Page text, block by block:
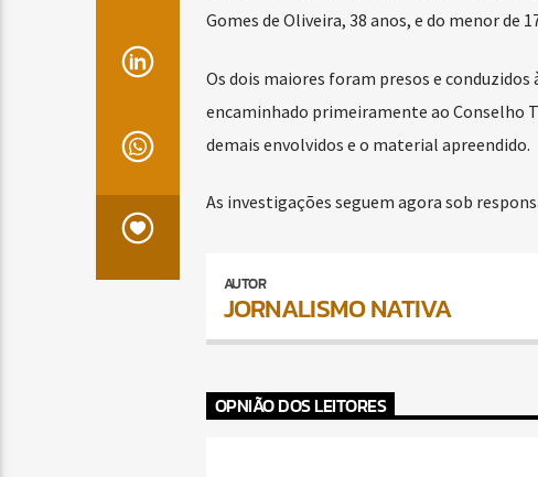
Gomes de Oliveira, 38 anos, e do menor de
Os dois maiores foram presos e
encaminhado primeiramente ao Conselho
demais envolvidos e o material apreendido.
As investigações seguem agora sob
AUTOR
JORNALISMO NATIVA
OPNIÃO DOS LEITORES